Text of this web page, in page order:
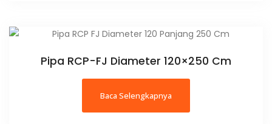
Pipa RCP-FJ Diameter 120×250 Cm
Baca Selengkapnya